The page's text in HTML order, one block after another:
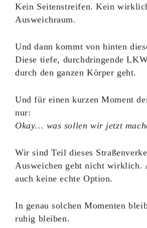
Kein Seitenstreifen. Kein
Ausweichraum.
Und dann kommt von hinten
Diese tiefe, durchdringende
durch den ganzen Körper geht.
Und für einen kurzen Moment
nur:
Okay… was sollen wir jetzt
Wir sind Teil dieses
Ausweichen geht nicht wirklich.
auch keine echte Option.
In genau solchen Momenten
ruhig bleiben.